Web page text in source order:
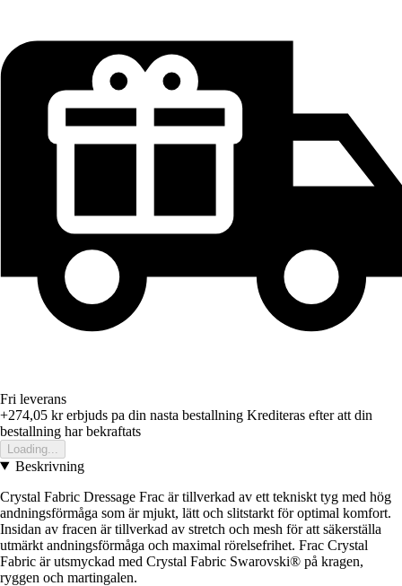
Fri leverans
+274,05 krerbjuds pa din nasta bestallning Krediteras efter att din
bestallning har bekraftats
Loading...
Beskrivning
Crystal Fabric Dressage Frac är tillverkad av ett tekniskt tyg med hög
andningsförmåga som är mjukt, lätt och slitstarkt för optimal komfort.
Insidan av fracen är tillverkad av stretch och mesh för att säkerställa
utmärkt andningsförmåga och maximal rörelsefrihet. Frac Crystal
Fabric är utsmyckad med Crystal Fabric Swarovski® på kragen,
ryggen och martingalen.